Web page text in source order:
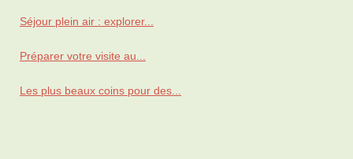
Séjour plein air : explorer...
Préparer votre visite au...
Les plus beaux coins pour des...